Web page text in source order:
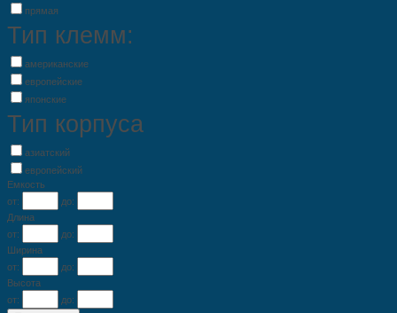
прямая
Тип клемм:
американские
европейские
японские
Тип корпуса
азиатский
европейский
Емкость
от:
до:
Длина
от:
до:
Ширина
от:
до:
Высота
от:
до: